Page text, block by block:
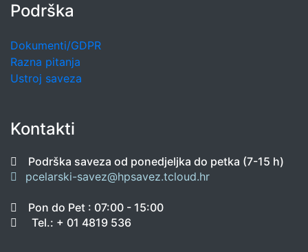
Podrška
Dokumenti/GDPR
Razna pitanja
Ustroj saveza
Kontakti
Podrška saveza od ponedjeljka do petka (7-15 h)
pcelarski-savez@hpsavez.tcloud.hr
Pon do Pet : 07:00 - 15:00
Tel.: + 01 4819 536